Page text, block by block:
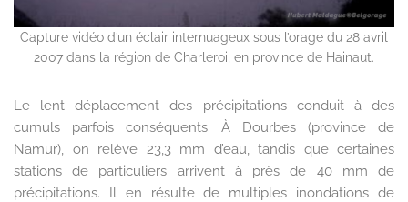
Capture vidéo d’un éclair internuageux sous l’orage du 28 avril
2007 dans la région de Charleroi, en province de Hainaut.
Le lent déplacement des précipitations conduit à des
cumuls parfois conséquents. À Dourbes (province de
Namur), on relève 23,3 mm d’eau, tandis que certaines
stations de particuliers arrivent à près de 40 mm de
précipitations. Il en résulte de multiples inondations de